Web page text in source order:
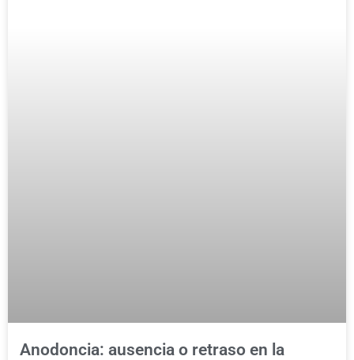
Anodoncia: ausencia o retraso en la